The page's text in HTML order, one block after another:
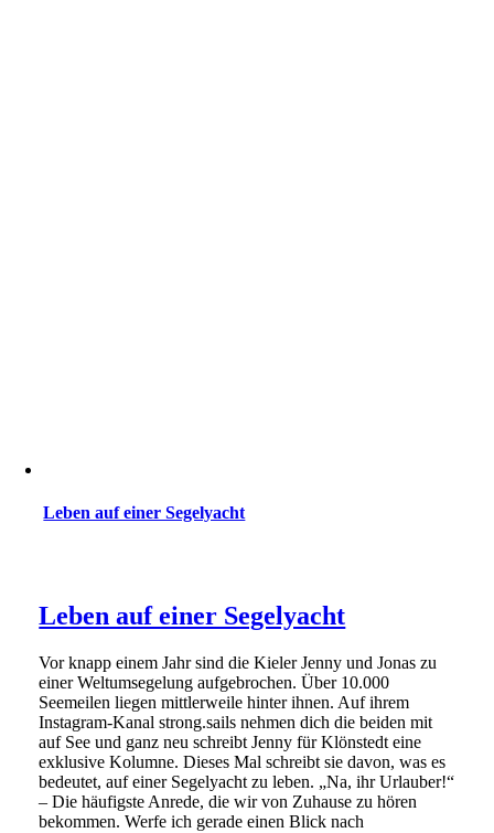
Leben auf einer Segelyacht
Leben auf einer Segelyacht
Vor knapp einem Jahr sind die Kieler Jenny und Jonas zu
einer Weltumsegelung aufgebrochen. Über 10.000
Seemeilen liegen mittlerweile hinter ihnen. Auf ihrem
Instagram-Kanal strong.sails nehmen dich die beiden mit
auf See und ganz neu schreibt Jenny für Klönstedt eine
exklusive Kolumne. Dieses Mal schreibt sie davon, was es
bedeutet, auf einer Segelyacht zu leben. „Na, ihr Urlauber!“
– Die häufigste Anrede, die wir von Zuhause zu hören
bekommen. Werfe ich gerade einen Blick nach